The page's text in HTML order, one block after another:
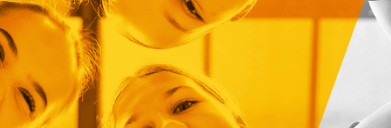
pelillä
ottivat vakuuttavan 85–45-voiton
Luxemburgista B-divisioonan
EM-kilpailuissa johtamalla
ottelua alusta loppuun. Suomi